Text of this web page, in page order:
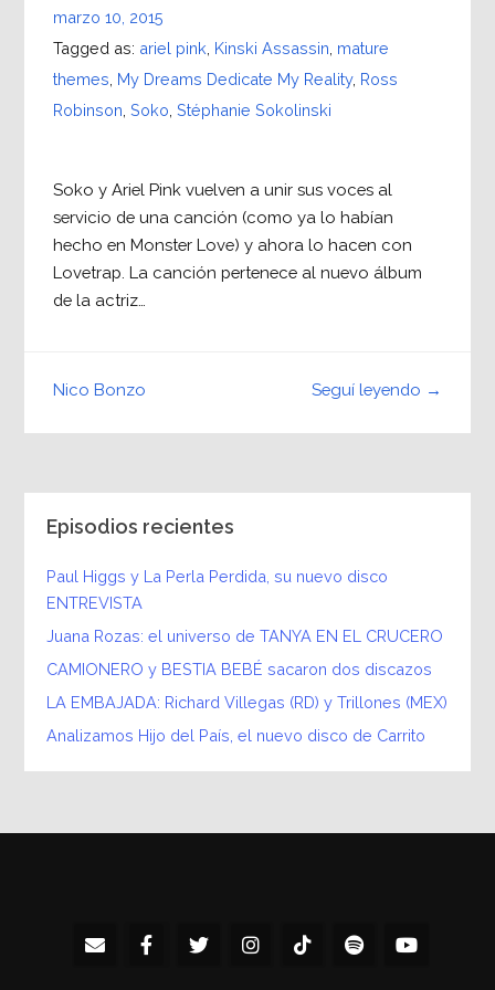
marzo 10, 2015
Tagged as: ariel pink Kinski Assassin mature
themes My Dreams Dedicate My Reality, Ross
Robinson Soko Stéphanie Sokolinski
Soko y Ariel Pink vuelven a unir sus voces al
servicio de una canción (como ya lo habían
hecho en Monster Love) y ahora lo hacen con
Lovetrap. La canción pertenece al nuevo álbum
de la actriz…
Seguí leyendo →
Nico Bonzo
Episodios recientes
Paul Higgs y La Perla Perdida, su nuevo disco
ENTREVISTA
Juana Rozas: el universo de TANYA EN EL CRUCERO
CAMIONERO y BESTIA BEBÉ sacaron dos discazos
LA EMBAJADA: Richard Villegas (RD) y Trillones (MEX)
Analizamos Hijo del País, el nuevo disco de Carrito